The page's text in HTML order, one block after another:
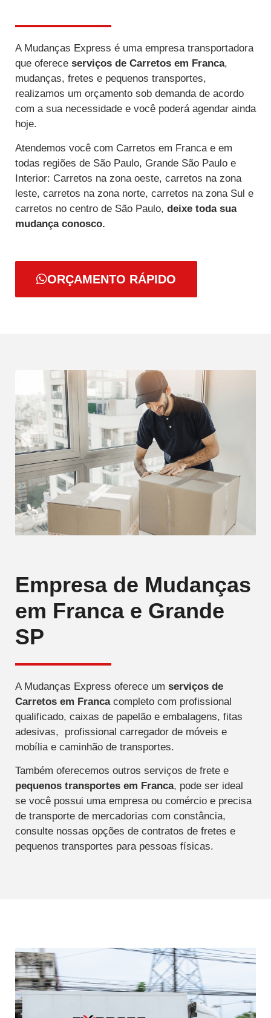
A Mudanças Express é uma empresa transportadora
que oferece serviços de Carretos em Franca,
mudanças, fretes e pequenos transportes,
realizamos um orçamento sob demanda de acordo
com a sua necessidade e você poderá agendar ainda
hoje.
Atendemos você com Carretos em Franca e em
todas regiões de São Paulo, Grande São Paulo e
Interior: Carretos na zona oeste, carretos na zona
leste, carretos na zona norte, carretos na zona Sul e
carretos no centro de São Paulo, deixe toda sua
mudança conosco.
ORÇAMENTO RÁPIDO
Empresa de Mudanças
em Franca e Grande
SP
A Mudanças Express oferece um serviços de
Carretos em Francacompleto com profissional
qualificado, caixas de papelão e embalagens, fitas
adesivas, profissional carregador de móveis e
mobília e caminhão de transportes.
Também oferecemos outros serviços de frete e
pequenos transportes em Franca, pode ser ideal
se você possui uma empresa ou comércio e precisa
de transporte de mercadorias com constância,
consulte nossas opções de contratos de fretes e
pequenos transportes para pessoas físicas.